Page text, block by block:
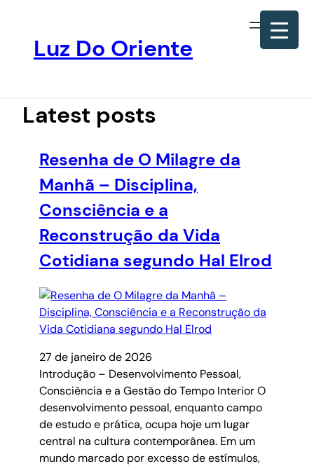
conteúdo
Luz Do Oriente
Latest posts
Resenha de O Milagre da
Manhã – Disciplina,
Consciência e a
Reconstrução da Vida
Cotidiana segundo Hal Elrod
27 de janeiro de 2026
Introdução – Desenvolvimento Pessoal,
Consciência e a Gestão do Tempo Interior O
desenvolvimento pessoal, enquanto campo
de estudo e prática, ocupa hoje um lugar
central na cultura contemporânea. Em um
mundo marcado por excesso de estímulos,